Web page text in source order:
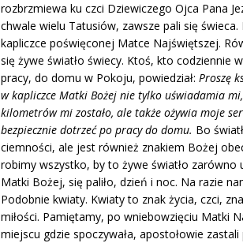
rozbrzmiewa ku czci Dziewiczego Ojca Pana
chwale wielu Tatusiów, zawsze pali się świeca.
kapliczce poświęconej Matce Najświętszej.
się żywe światło świecy. Ktoś, kto codziennie
pracy, do domu w Pokoju, powiedział: Proszę
w kapliczce Matki Bożej nie tylko uświadamia
kilometrów mi zostało, ale także ożywia moje
bezpiecznie dotrzeć po pracy do domu. Bo
ciemności, ale jest również znakiem Bożej
robimy wszystko, by to żywe światło zarówno
Matki Bożej, się paliło, dzień i noc. Na razie
Podobnie kwiaty. Kwiaty to znak życia, czci,
miłości. Pamiętamy, po wniebowzięciu Matki
miejscu gdzie spoczywała, apostołowie